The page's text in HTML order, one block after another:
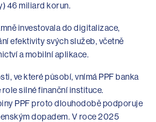
46 miliard korun.
investovala do digitalizace,
efektivity svých služeb, včetně
a mobilní aplikace.
ve které působí, vnímá PPF banka
silné finanční instituce.
PPF proto dlouhodobě podporuje
dopadem. V roce 2025